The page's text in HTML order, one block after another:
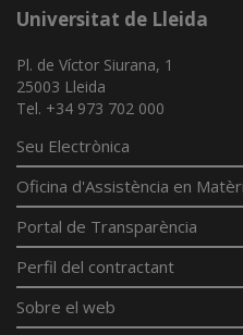
Universitat de Lleida
Pl. de Víctor Siurana, 1
25003 Lleida
Tel. +34 973 702 000
Seu Electrònica
Oficina d'Assistència en
Portal de Transparència
Perfil del contractant
Sobre el web